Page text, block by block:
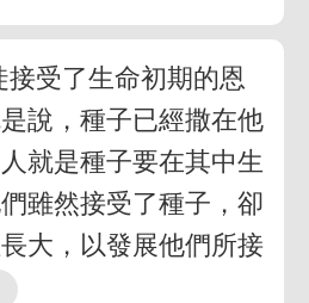
受了生命初期的恩
說，種子已經撒在他
就是種子要在其中生
雖然接受了種子，卻
大，以發展他們所接